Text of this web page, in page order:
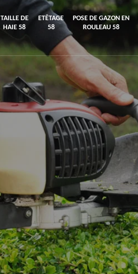
TAILLE DE
HAIE 58
ETÊTAGE
58
POSE DE GAZON EN
ROULEAU 58